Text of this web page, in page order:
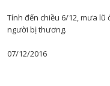
Tính đến chiều 6/12, mưa
người bị thương.
07/12/2016